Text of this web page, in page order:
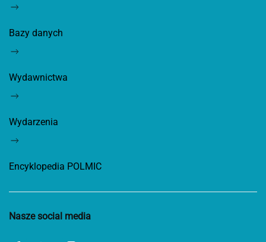
Bazy danych
Wydawnictwa
Wydarzenia
Encyklopedia POLMIC
Nasze social media